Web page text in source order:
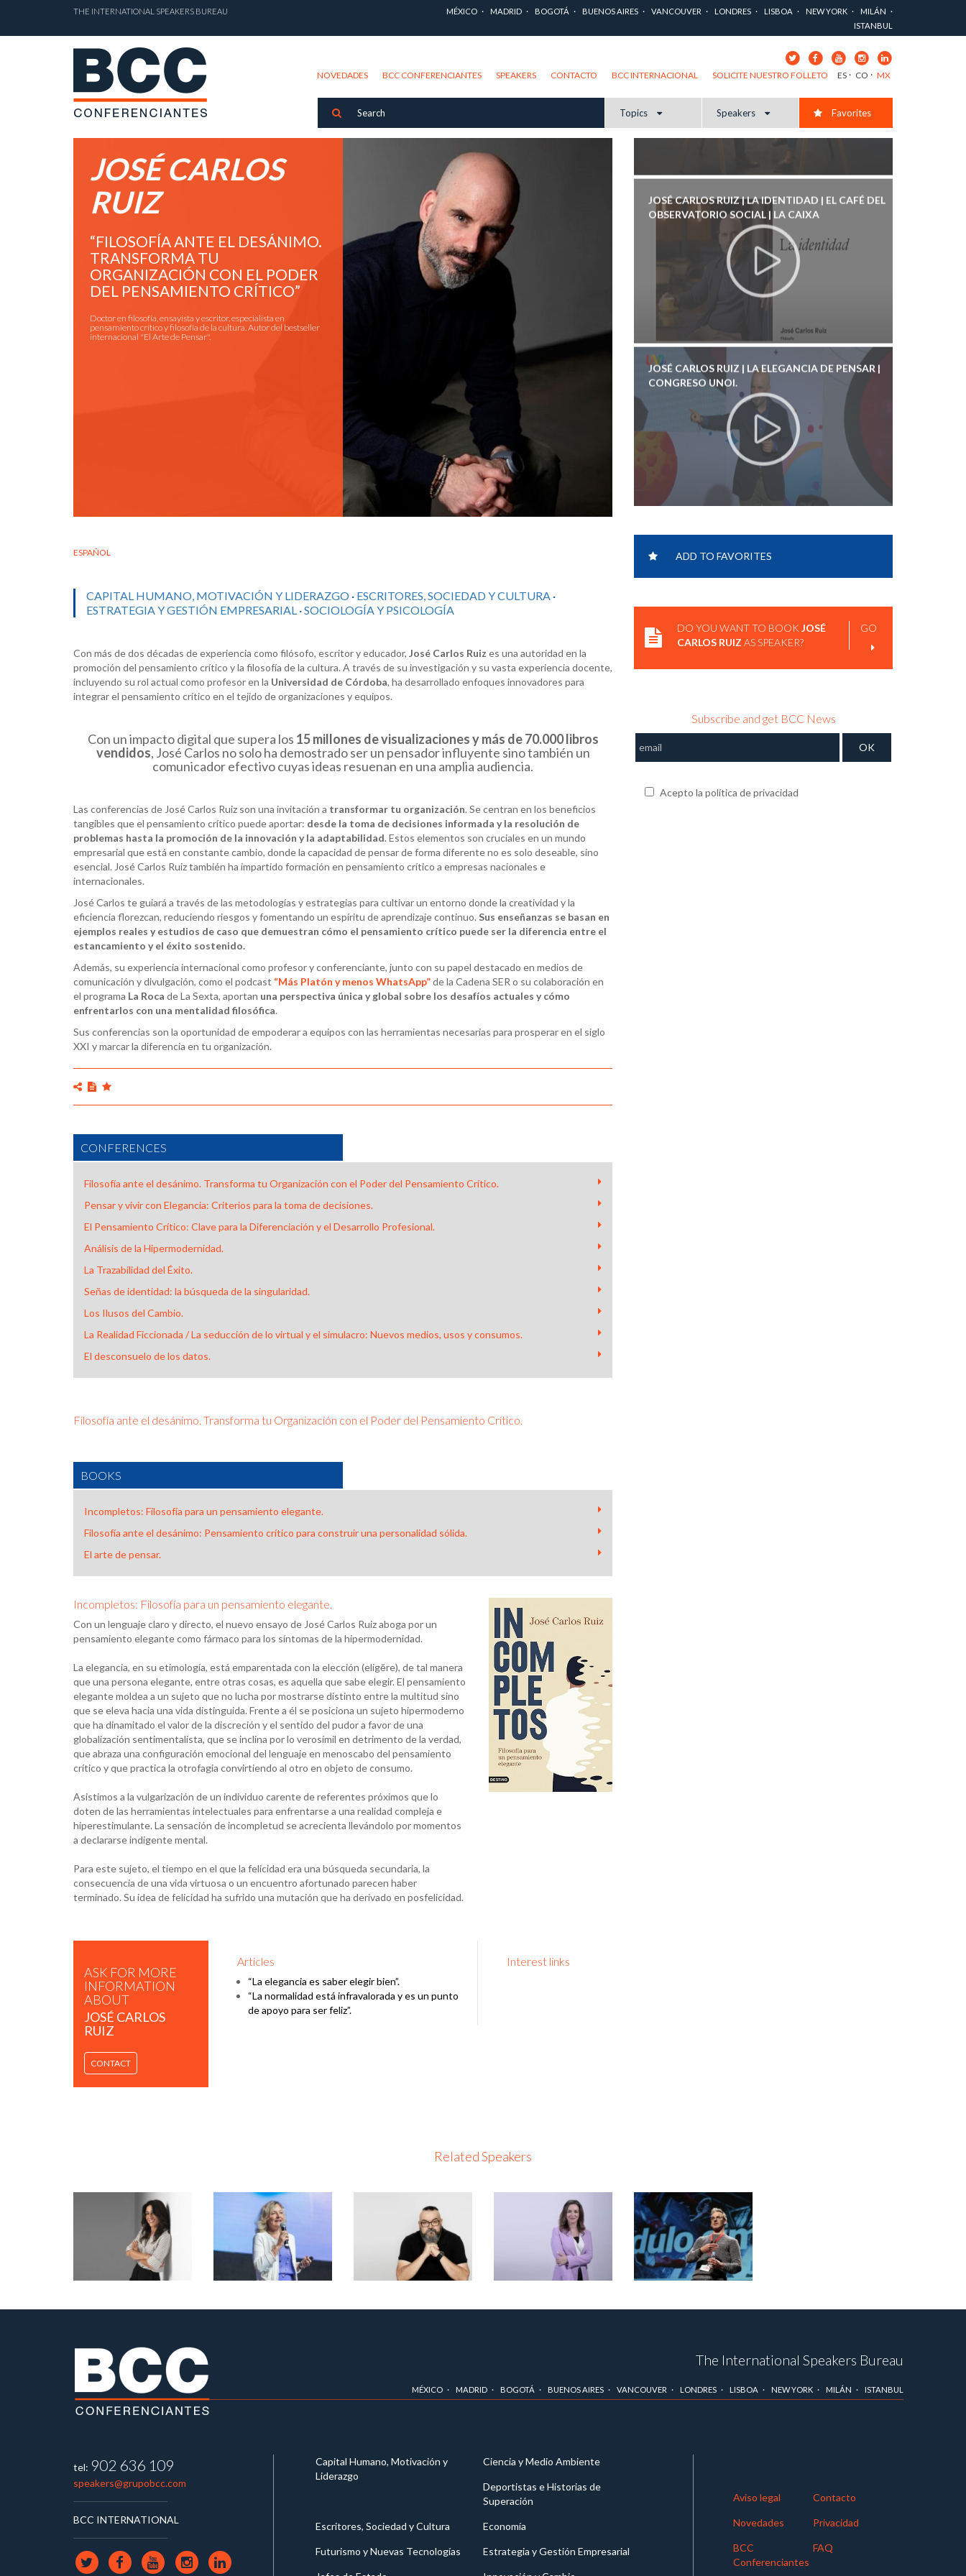
THE INTERNATIONAL SPEAKERS BUREAU MÉXICO MADRID BOGOTÁ BUENOS AIRES VANCOUVER LONDRES LISBOA NEW YORK
MILÁN
ISTANBUL
NOVEDADES BCC CONFERENCIANTES SPEAKERS CONTACTO BCC INTERNACIONAL SOLICITE NUESTRO FOLLETO ES CO MX
Topics Speakers Favorites
JOSÉ CARLOS
RUIZ
“FILOSOFÍA ANTE EL DESÁNIMO.
TRANSFORMA TU
ORGANIZACIÓN CON EL PODER
DEL PENSAMIENTO CRÍTICO”
Doctor en filosofía, ensayista y escritor, especialista en
pensamiento crítico y filosofía de la cultura. Autor del bestseller
internacional "El Arte de Pensar".
ESPAÑOL
CAPITAL HUMANO, MOTIVACIÓN Y LIDERAZGO · ESCRITORES, SOCIEDAD Y CULTURA ·
ESTRATEGIA Y GESTIÓN EMPRESARIAL ·SOCIOLOGÍA Y PSICOLOGÍA
Con más de dos décadas de experiencia como filósofo, escritor y educador, José Carlos Ruiz es una autoridad en la
promoción del pensamiento crítico y la filosofía de la cultura. A través de su investigación y su vasta experiencia docente,
incluyendo su rol actual como profesor en la Universidad de Córdoba, ha desarrollado enfoques innovadores para
integrar el pensamiento crítico en el tejido de organizaciones y equipos.
Con un impacto digital que supera los 15 millones de visualizaciones y más de 70.000 libros
vendidos, José Carlos no solo ha demostrado ser un pensador influyente sino también un
comunicador efectivo cuyas ideas resuenan en una amplia audiencia.
Las conferencias de José Carlos Ruiz son una invitación a transformar tu organización. Se centran en los beneficios
tangibles que el pensamiento crítico puede aportar: desde la toma de decisiones informada y la resolución de
problemas hasta la promoción de la innovación y la adaptabilidad. Estos elementos son cruciales en un mundo
empresarial que está en constante cambio, donde la capacidad de pensar de forma diferente no es solo deseable, sino
esencial. José Carlos Ruiz también ha impartido formación en pensamiento crítico a empresas nacionales e
internacionales.
José Carlos te guiará a través de las metodologías y estrategias para cultivar un entorno donde la creatividad y la
eficiencia florezcan, reduciendo riesgos y fomentando un espíritu de aprendizaje continuo. Sus enseñanzas se basan en
ejemplos reales y estudios de caso que demuestran cómo el pensamiento crítico puede ser la diferencia entre el
estancamiento y el éxito sostenido.
Además, su experiencia internacional como profesor y conferenciante, junto con su papel destacado en medios de
comunicación y divulgación, como el podcast “Más Platón y menos WhatsApp”de la Cadena SER o su colaboración en
el programa La Roca de La Sexta, aportan una perspectiva única y global sobre los desafíos actuales y cómo
enfrentarlos con una mentalidad filosófica.
Sus conferencias son la oportunidad de empoderar a equipos con las herramientas necesarias para prosperar en el siglo
XXI y marcar la diferencia en tu organización.
CONFERENCES
Filosofía ante el desánimo. Transforma tu Organización con el Poder del Pensamiento Crítico.
Pensar y vivir con Elegancia: Criterios para la toma de decisiones.
El Pensamiento Crítico: Clave para la Diferenciación y el Desarrollo Profesional.
Análisis de la Hipermodernidad.
La Trazabilidad del Éxito.
Señas de identidad: la búsqueda de la singularidad.
Los Ilusos del Cambio.
La Realidad Ficcionada / La seducción de lo virtual y el simulacro: Nuevos medios, usos y consumos.
El desconsuelo de los datos.
Filosofía ante el desánimo. Transforma tu Organización con el Poder del Pensamiento Crítico.
BOOKS
Incompletos: Filosofía para un pensamiento elegante.
Filosofía ante el desánimo: Pensamiento crítico para construir una personalidad sólida.
El arte de pensar.
Incompletos: Filosofía para un pensamiento elegante.
Con un lenguaje claro y directo, el nuevo ensayo de José Carlos Ruiz aboga por un
pensamiento elegante como fármaco para los síntomas de la hipermodernidad.
La elegancia, en su etimología, está emparentada con la elección (eligĕre), de tal manera
que una persona elegante, entre otras cosas, es aquella que sabe elegir. El pensamiento
elegante moldea a un sujeto que no lucha por mostrarse distinto entre la multitud sino
que se eleva hacia una vida distinguida. Frente a él se posiciona un sujeto hipermoderno
que ha dinamitado el valor de la discreción y el sentido del pudor a favor de una
globalización sentimentalista, que se inclina por lo verosímil en detrimento de la verdad,
que abraza una configuración emocional del lenguaje en menoscabo del pensamiento
crítico y que practica la otrofagia convirtiendo al otro en objeto de consumo.
Asistimos a la vulgarización de un individuo carente de referentes próximos que lo
doten de las herramientas intelectuales para enfrentarse a una realidad compleja e
hiperestimulante. La sensación de incompletud se acrecienta llevándolo por momentos
a declararse indigente mental.
Para este sujeto, el tiempo en el que la felicidad era una búsqueda secundaria, la
consecuencia de una vida virtuosa o un encuentro afortunado parecen haber
terminado. Su idea de felicidad ha sufrido una mutación que ha derivado en posfelicidad.
ASK FOR MORE
INFORMATION
ABOUT
JOSÉ CARLOS
RUIZ
CONTACT
Articles
“La elegancia es saber elegir bien”.
“La normalidad está infravalorada y es un punto
de apoyo para ser feliz”.
Interest links
CUESTIONAR EL MUNDO QUE NOS RODEA | BBVA
OBSERVATORIO SOCIAL | LA CAIXA
JOSÉ CARLOS RUIZ | LA ELEGANCIA DE PENSAR |
CONGRESO UNOI.
JOSÉ CARLOS RUIZ | FILOSOFÍA PARA
CUESTIONAR EL MUNDO QUE NOS RODEA | BBVA
ADD TO FAVORITES
DO YOU WANT TO BOOK JOSÉ
CARLOS RUIZ AS SPEAKER?
GO
Subscribe and get BCC News
Acepto la política de privacidad
Related Speakers
The International Speakers Bureau
MÉXICO MADRID BOGOTÁ BUENOS AIRES VANCOUVER LONDRES LISBOA NEW YORK MILÁN ISTANBUL
tel: 902 636 109
speakers@grupobcc.com
BCC INTERNATIONAL
Capital Humano, Motivación y
Liderazgo
Ciencia y Medio Ambiente
Deportistas e Historias de
Superación
Economía
Escritores, Sociedad y Cultura
Estrategia y Gestión Empresarial
Futurismo y Nuevas Tecnologías
Aviso legal Contacto
Novedades Privacidad
BCC
Conferenciantes
FAQ